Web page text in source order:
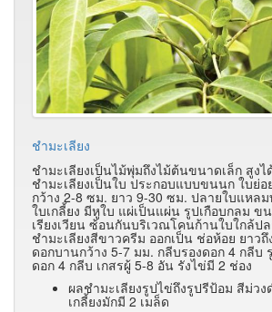
ชำมะเลียง
ชำมะเลียงเป็นไม้พุ่มถึงไม้ต้นขนาดเล็ก สูงไ
ชำมะเลียงเป็นใบ ประกอบแบบขนนก ใบย่
กว้าง 2-8 ซม. ยาว 9-30 ซม. ปลายใบแหล
ใบเกลี้ยง มีหูใบ แผ่เป็นแผ่น รูปเกือบกลม ข
เรียงเวียน ซ้อนกันบริเวณโคนก้านใบใกล้ป
ชำมะเลียงสีขาวครีม ออกเป็น ช่อห้อย ยาว
ดอกบานกว้าง 5-7 มม. กลีบรองดอก 4 กลีบ
ดอก 4 กลีบ เกสรผู้ 5-8 อัน รังไข่มี 2 ช่อง
ผลชำมะเลียงรูปไข่ถึงรูปรีป้อม สีม่วง
เกลี้ยงมักมี 2 เมล็ด